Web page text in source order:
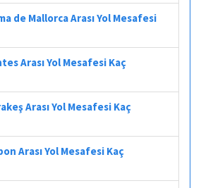
de Mallorca Arası Yol Mesafesi
Arası Yol Mesafesi Kaç
Arası Yol Mesafesi Kaç
Arası Yol Mesafesi Kaç